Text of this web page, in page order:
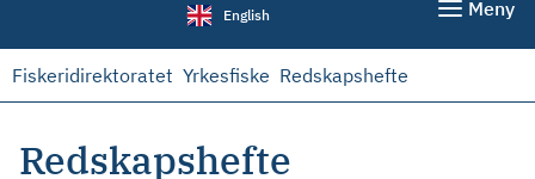
English Meny
Fiskeridirektoratet Yrkesfiske Redskapshefte
Redskapshefte